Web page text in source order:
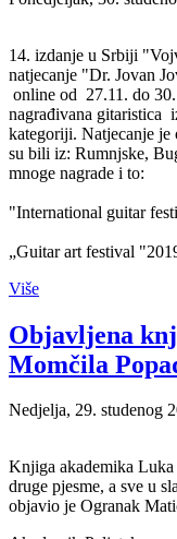
14. izdanje u Srbiji
natjecanje "Dr. Jovan
online od 27.11. do
nagrađivana gitaristica
kategoriji. Natjecanje je
su bili iz: Rumnjske,
mnoge nagrade i to:
"International guitar
„Guitar art festival
Više
Objavljena
Momčila
Nedjelja, 29. studenog
Knjiga akademika
druge pjesme, a sve u
objavio je Ogranak